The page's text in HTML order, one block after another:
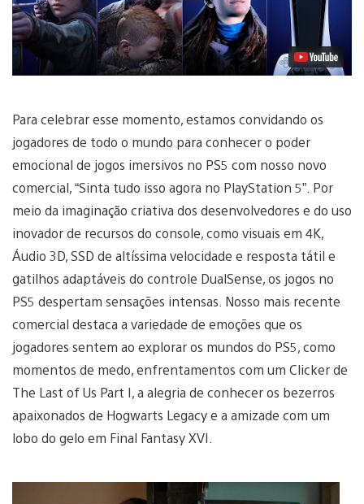
Para celebrar esse momento, estamos convidando os
jogadores de todo o mundo para conhecer o poder
emocional de jogos imersivos no PS5 com nosso novo
comercial, “Sinta tudo isso agora no PlayStation 5”. Por
meio da imaginação criativa dos desenvolvedores e do uso
inovador de recursos do console, como visuais em 4K,
Áudio 3D, SSD de altíssima velocidade e resposta tátil e
gatilhos adaptáveis do controle DualSense, os jogos no
PS5 despertam sensações intensas. Nosso mais recente
comercial destaca a variedade de emoções que os
jogadores sentem ao explorar os mundos do PS5, como
momentos de medo, enfrentamentos com um Clicker de
The Last of Us Part I, a alegria de conhecer os bezerros
apaixonados de Hogwarts Legacy e a amizade com um
lobo do gelo em Final Fantasy XVI.